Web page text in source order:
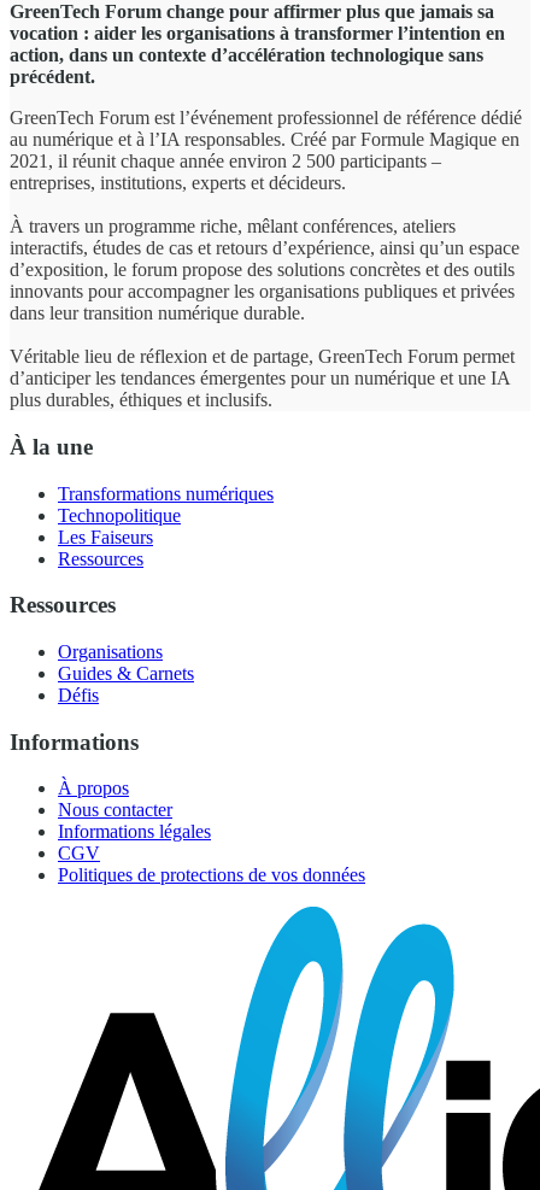
GreenTech Forum change pour affirmer plus que jamais sa
vocation : aider les organisations à transformer l’intention en
action, dans un contexte d’accélération technologique sans
précédent.
GreenTech Forum est l’événement professionnel de référence dédié
au numérique et à l’IA responsables. Créé par Formule Magique en
2021, il réunit chaque année environ 2 500 participants –
entreprises, institutions, experts et décideurs.
À travers un programme riche, mêlant conférences, ateliers
interactifs, études de cas et retours d’expérience, ainsi qu’un espace
d’exposition, le forum propose des solutions concrètes et des outils
innovants pour accompagner les organisations publiques et privées
dans leur transition numérique durable.
Véritable lieu de réflexion et de partage, GreenTech Forum permet
d’anticiper les tendances émergentes pour un numérique et une IA
plus durables, éthiques et inclusifs.
À la une
Transformations numériques
Technopolitique
Les Faiseurs
Ressources
Ressources
Organisations
Guides & Carnets
Défis
Informations
À propos
Nous contacter
Informations légales
CGV
Politiques de protections de vos données